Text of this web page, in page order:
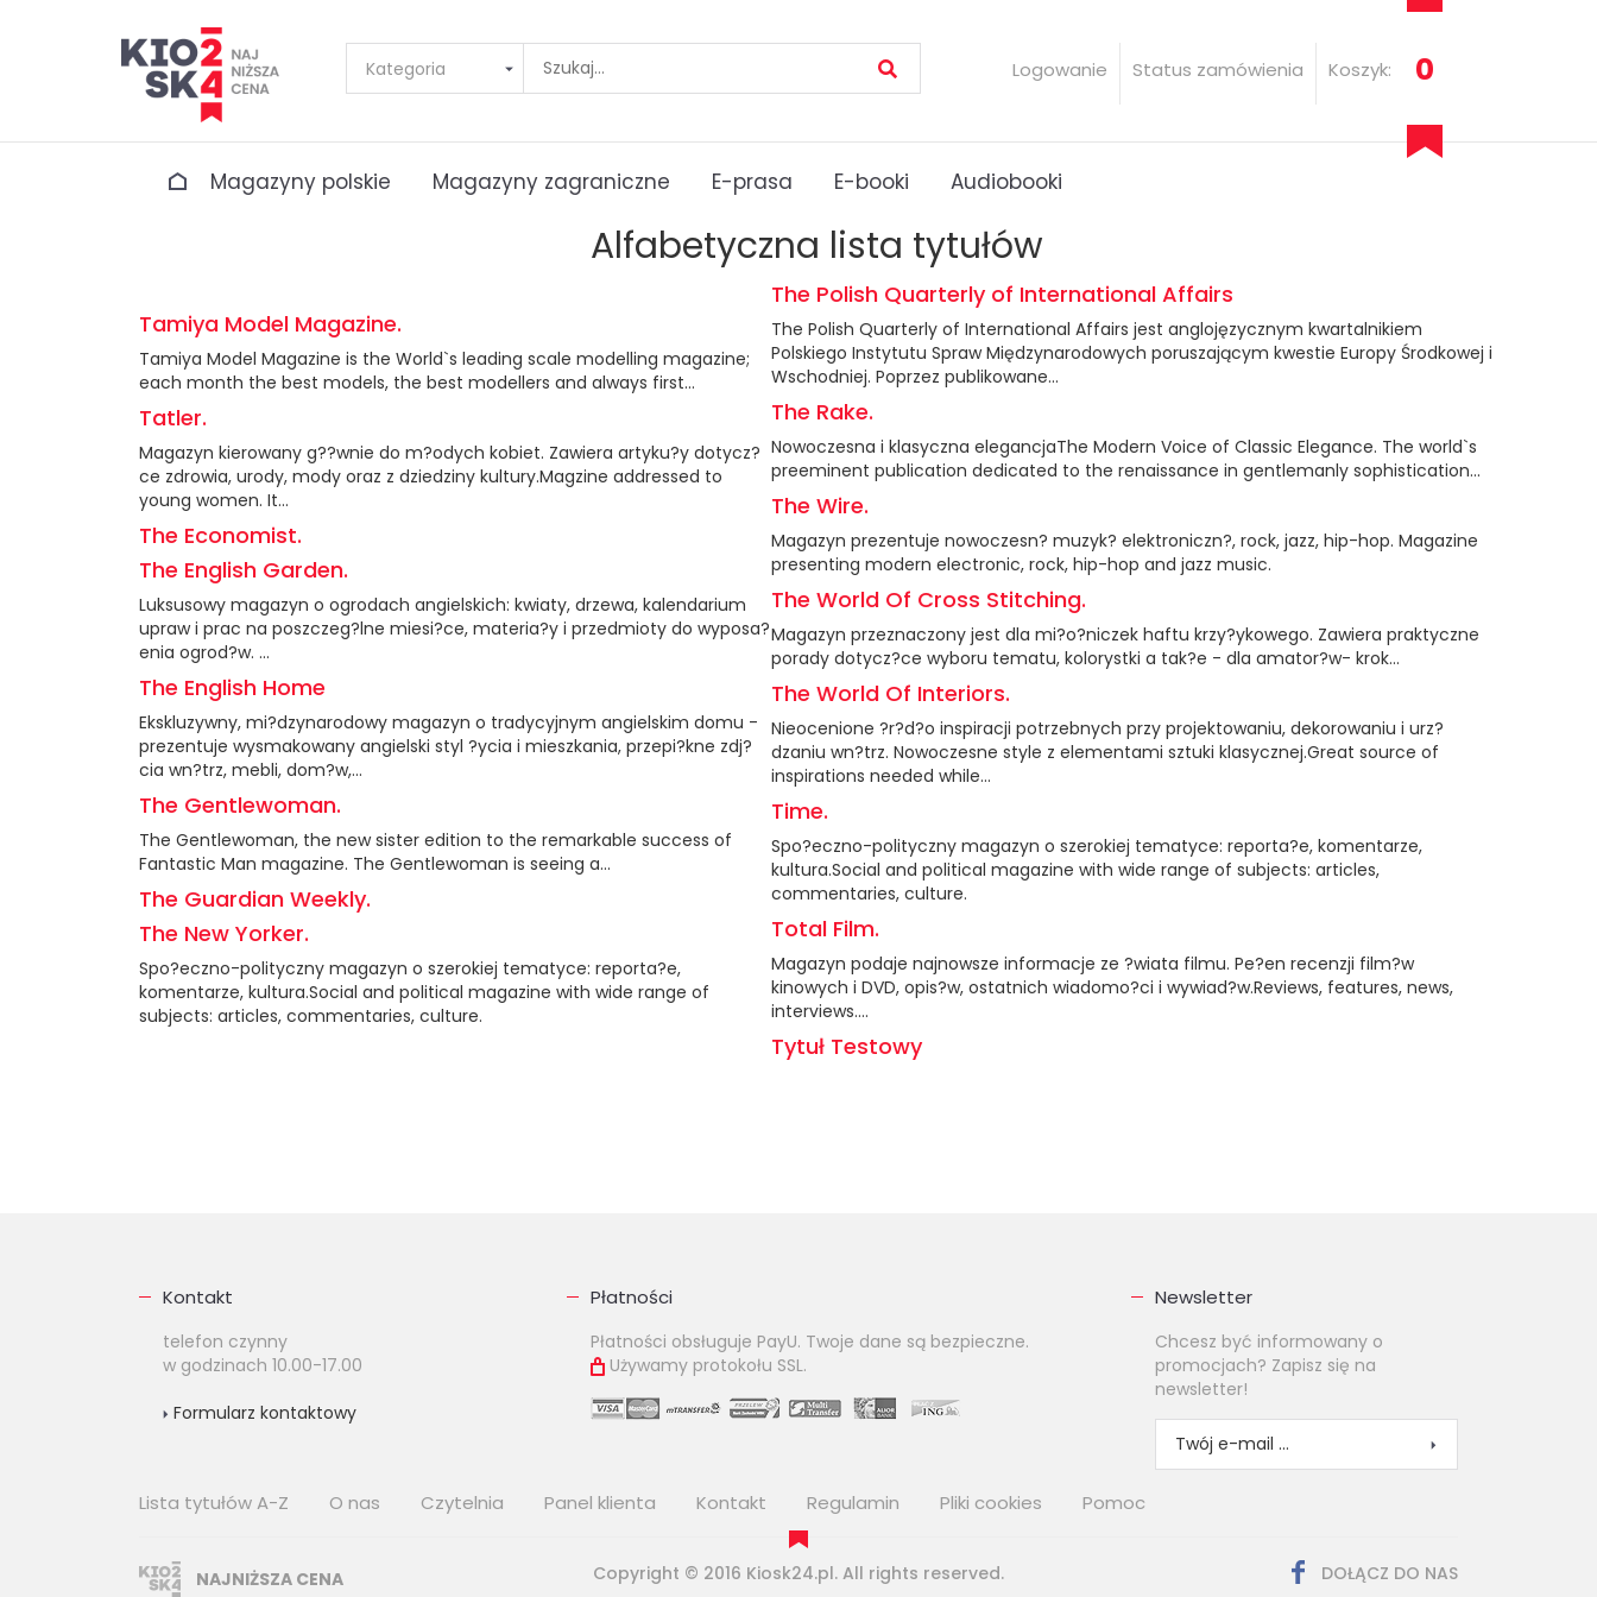
Logowanie Status zamówienia Koszyk: 0
Magazyny polskie Magazyny zagraniczne E-prasa E-booki Audiobooki
Alfabetyczna lista tytułów
Tamiya Model Magazine.
Tamiya Model Magazine is the World`s leading scale modelling magazine;
each month the best models, the best modellers and always first...
Tatler.
Magazyn kierowany g??wnie do m?odych kobiet. Zawiera artyku?y dotycz?
ce zdrowia, urody, mody oraz z dziedziny kultury.Magzine addressed to
young women. It...
The Economist.
The English Garden.
Luksusowy magazyn o ogrodach angielskich: kwiaty, drzewa, kalendarium
upraw i prac na poszczeg?lne miesi?ce, materia?y i przedmioty do wyposa?
enia ogrod?w. ...
The English Home
Ekskluzywny, mi?dzynarodowy magazyn o tradycyjnym angielskim domu -
prezentuje wysmakowany angielski styl ?ycia i mieszkania, przepi?kne zdj?
cia wn?trz, mebli, dom?w,...
The Gentlewoman.
The Gentlewoman, the new sister edition to the remarkable success of
Fantastic Man magazine. The Gentlewoman is seeing a...
The Guardian Weekly.
The New Yorker.
Spo?eczno-polityczny magazyn o szerokiej tematyce: reporta?e,
komentarze, kultura.Social and political magazine with wide range of
subjects: articles, commentaries, culture.
The Polish Quarterly of International Affairs
The Polish Quarterly of International Affairs jest anglojęzycznym kwartalnikiem
Polskiego Instytutu Spraw Międzynarodowych poruszającym kwestie Europy Środkowej i
Wschodniej. Poprzez publikowane...
The Rake.
Nowoczesna i klasyczna elegancjaThe Modern Voice of Classic Elegance. The world`s
preeminent publication dedicated to the renaissance in gentlemanly sophistication...
The Wire.
Magazyn prezentuje nowoczesn? muzyk? elektroniczn?, rock, jazz, hip-hop. Magazine
presenting modern electronic, rock, hip-hop and jazz music.
The World Of Cross Stitching.
Magazyn przeznaczony jest dla mi?o?niczek haftu krzy?ykowego. Zawiera praktyczne
porady dotycz?ce wyboru tematu, kolorystki a tak?e - dla amator?w- krok...
The World Of Interiors.
Nieocenione ?r?d?o inspiracji potrzebnych przy projektowaniu, dekorowaniu i urz?
dzaniu wn?trz. Nowoczesne style z elementami sztuki klasycznej.Great source of
inspirations needed while...
Time.
Spo?eczno-polityczny magazyn o szerokiej tematyce: reporta?e, komentarze,
kultura.Social and political magazine with wide range of subjects: articles,
commentaries, culture.
Total Film.
Magazyn podaje najnowsze informacje ze ?wiata filmu. Pe?en recenzji film?w
kinowych i DVD, opis?w, ostatnich wiadomo?ci i wywiad?w.Reviews, features, news,
interviews....
Tytuł Testowy
Kontakt
telefon czynny
w godzinach 10.00-17.00
Formularz kontaktowy
Płatności
Płatności obsługuje PayU. Twoje dane są bezpieczne.
Używamy protokołu SSL.
Newsletter
Chcesz być informowany o
promocjach? Zapisz się na
newsletter!
Lista tytułów A-Z O nas Czytelnia Panel klienta Kontakt Regulamin Pliki cookies Pomoc
NAJNIŻSZA CENA Copyright © 2016 Kiosk24.pl. All rights reserved. DOŁĄCZ DO NAS